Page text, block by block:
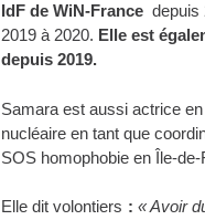
IdF de WiN-Francedepuis
2019 à 2020. Elle est
depuis 2019.
Samara est aussi actrice
nucléaire en tant que
SOS homophobie en Île-
Elle dit volontiers : « Avoir